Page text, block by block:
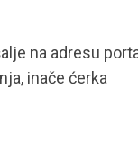
na adresu
inače ćerka